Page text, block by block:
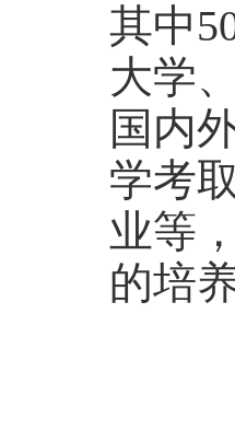
其中
大学
国内
学考
业等
的培